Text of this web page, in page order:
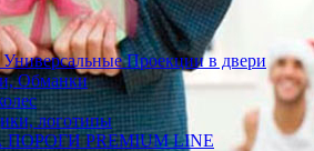
Проекции в двери
Обманки
логотипы
PREMIUM LINE